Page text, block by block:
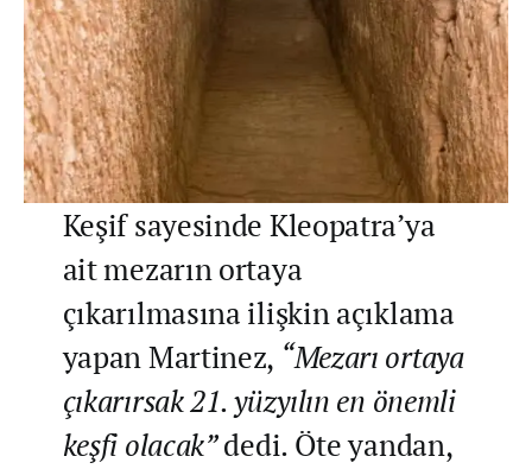
Keşif sayesinde Kleopatra’ya
ait mezarın ortaya
çıkarılmasına ilişkin açıklama
yapan Martinez, “Mezarı ortaya
çıkarırsak 21. yüzyılın en önemli
keşfi olacak”dedi. Öte yandan,